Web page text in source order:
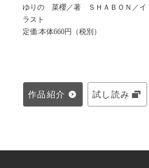
ゆりの 菜櫻／著
ＳＨＡＢＯＮ／イ
ラスト
定価:本体660円（税別）
作品紹介 試し読み